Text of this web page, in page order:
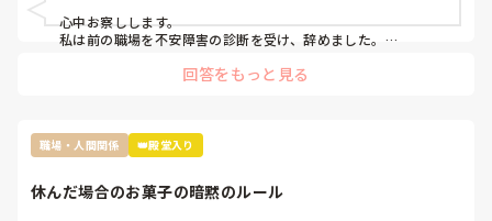
心中お察しします。
私は前の職場を不安障害の診断を受け、辞めました。
私もスタッフに挨拶しなければと思いましたが身体が動きませ
参考になるかは分かりませんが無理をしてまで行く必要はない
回答をもっと見る
職場・人間関係 👑殿堂入り
休んだ場合のお菓子の暗黙のルール